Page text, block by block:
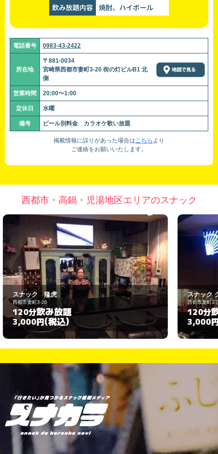
飲み放題内容 焼酎、ハイボール
電話番号 0983-43-2422
所在地
〒881-0034
宮崎県西都市妻町3-20 街の灯ビルB1 北
側
営業時間 20:00〜1:00
定休日 水曜
備考 ビール別料金 カラオケ歌い放題
掲載情報に誤りがあった場合はこちら より
ご連絡をお願いいたします。
西都市・高鍋・児湯地区エリアのスナック
スナック グロワール
西都市妻町3丁目102
120分飲み放題
3,000円 (税込)